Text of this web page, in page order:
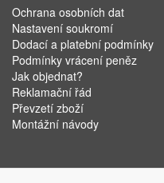
Ochrana osobních dat
Nastavení soukromí
Dodací a platební podmínky
Podmínky vrácení peněz
Jak objednat?
Reklamační řád
Převzetí zboží
Montážní návody